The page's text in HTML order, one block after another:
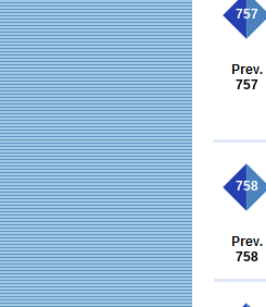
757
757
758
758